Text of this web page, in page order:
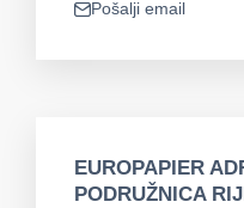
app.mail
Pošalji email
EUROPAPIER
PODRUŽNICA